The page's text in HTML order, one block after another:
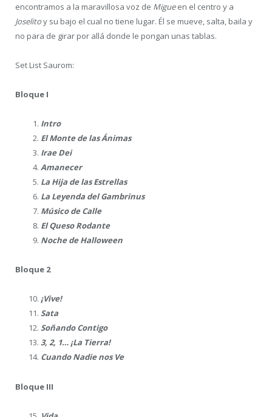
encontramos a la maravillosa voz de Migueen el centro y a
Joselitoy su bajo el cual no tiene lugar. Él se mueve, salta, baila y
no para de girar por allá donde le pongan unas tablas.
Set List Saurom:
Bloque I
Intro
El Monte de las Ánimas
Irae Dei
Amanecer
La Hija de las Estrellas
La Leyenda del Gambrinus
Músico de Calle
El Queso Rodante
Noche de Halloween
Bloque 2
¡Vive!
Sata
Soñando Contigo
3, 2, 1… ¡La Tierra!
Cuando Nadie nos Ve
Bloque III